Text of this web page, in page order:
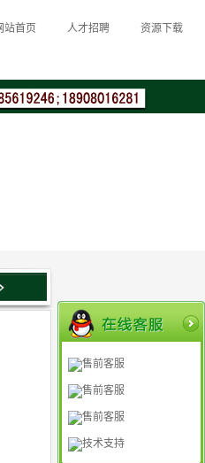
站首页 人才招聘 资源下载
售前客服
售前客服
售前客服
技术支持